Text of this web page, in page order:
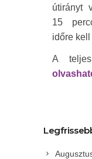
útirányt
15
időre
A teljes